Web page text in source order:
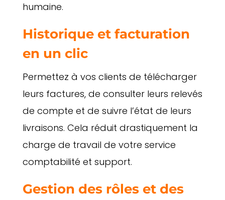
humaine.
Historique et facturation
en un clic
Permettez à vos clients de télécharger
leurs factures, de consulter leurs relevés
de compte et de suivre l’état de leurs
livraisons. Cela réduit drastiquement la
charge de travail de votre service
comptabilité et support.
Gestion des rôles et des